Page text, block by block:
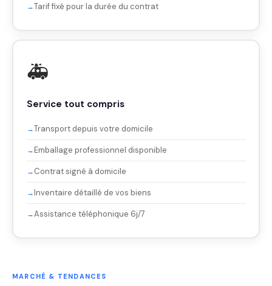
Tarif fixé pour la durée du contrat
🚑
Service tout compris
Transport depuis votre domicile
Emballage professionnel disponible
Contrat signé à domicile
Inventaire détaillé de vos biens
Assistance téléphonique 6j/7
MARCHÉ & TENDANCES